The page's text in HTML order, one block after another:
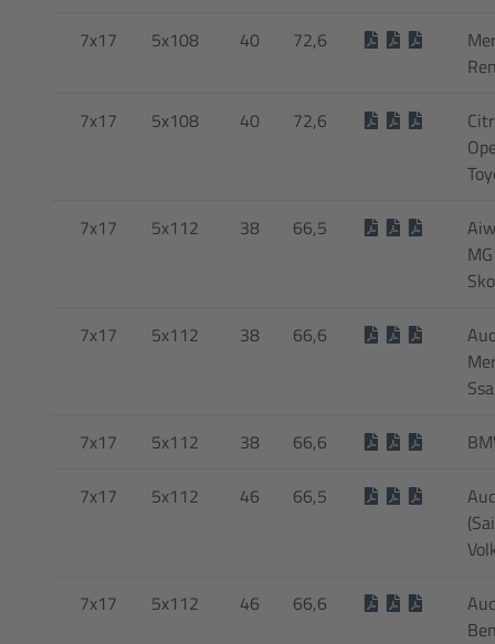
7x17 5x108 40 72,6
7x17 5x108 40 72,6
7x17 5x112 38 66,5
7x17 5x112 38 66,6
7x17 5x112 38 66,6
7x17 5x112 46 66,5
7x17 5x112 46 66,6